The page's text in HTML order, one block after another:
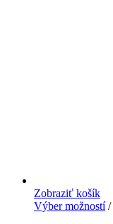
Zobraziť košík
Výber možností/